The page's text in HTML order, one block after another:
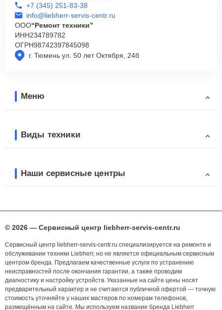
г. Тюмень ул. 50 лет Октября, 24б
+7 (345) 251-83-38
info@liebherr-servis-centr.ru
ООО“Ремонт техники”
ИНН234789782
ОГРН98742397845098
Меню
Виды техники
Наши сервисные центры
© 2026 — Сервисный центр liebherr-servis-centr.ru
Сервисный центр liebherr-servis-centr.ru специализируется на ремонте и
обслуживании техники Liebherr, но не является официальным сервисным
центром бренда. Предлагаем качественные услуги по устранению
неисправностей после окончания гарантии, а также проводим
диагностику и настройку устройств. Указанные на сайте цены носят
предварительный характер и не считаются публичной офертой — точную
стоимость уточняйте у наших мастеров по номерам телефонов,
размещённым на сайте. Мы используем название бренда Liebherr